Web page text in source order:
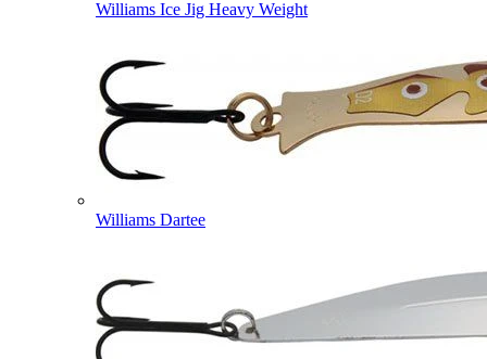
Williams Ice Jig Heavy Weight
Williams Dartee